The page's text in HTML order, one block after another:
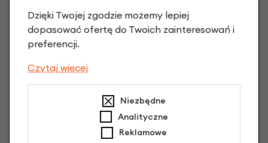
Dostępne propozycje
Jak kupić na e-raty ?
Dzięki Twojej zgodzie możemy lepiej
dopasować ofertę do Twoich zainteresowań i
preferencji.
Czytaj więcej
Niezbędne
Analityczne
Reklamowe